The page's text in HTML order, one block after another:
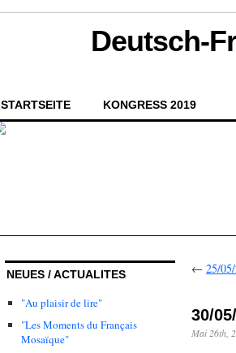
Deutsch-
STARTSEITE KONGRESS 2019
NEUES / ACTUALITES
"Au plaisir de lire"
"Les Moments du Français
Mosaïque"
← 25/
30/
Mai 26th,